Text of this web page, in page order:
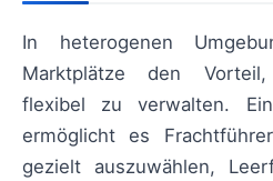
In heterogenen
Marktplätze den Vorteil,
flexibel zu verwalten.
ermöglicht es
gezielt auszuwählen,